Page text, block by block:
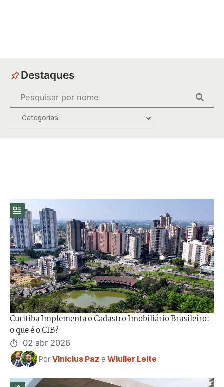
Destaques
Curitiba Implementa o Cadastro Imobiliário Brasileiro:
o que é o CIB?
PorVinícius Paz e Wiuller Leite
02 abr 2026